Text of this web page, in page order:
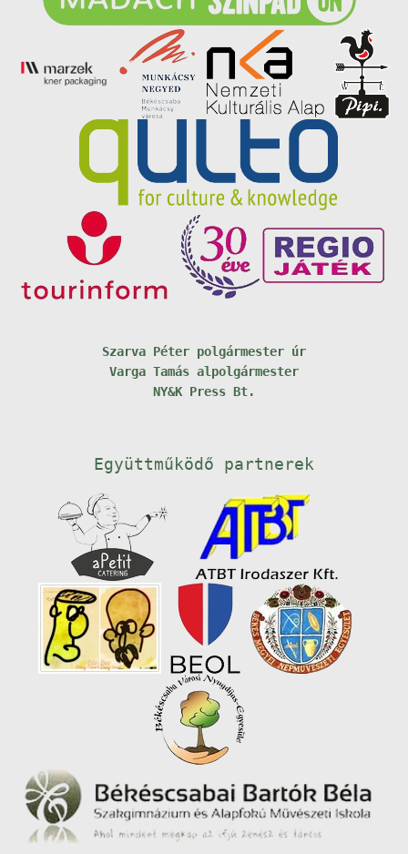
Szarva Péter polgármester úr
Varga Tamás alpolgármester
NY&K Press Bt.
Együttműködő partnerek